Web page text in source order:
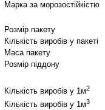
Марка за морозостійкістю
Розмір пакету
Кількість виробів у пакеті
Маса пакету
Розмір піддону
Кількість виробів у 1м2
Кількість виробів у 1м3